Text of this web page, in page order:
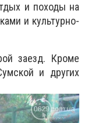
и походы на
и культурно-
заезд. Кроме
и других